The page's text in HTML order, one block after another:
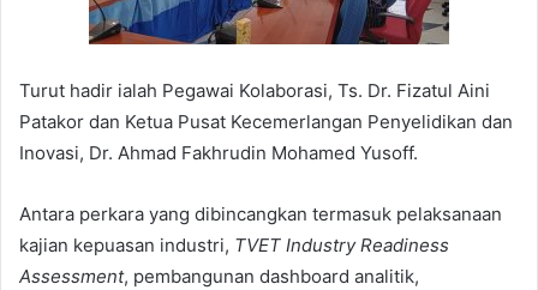
Turut hadir ialah Pegawai Kolaborasi, Ts. Dr. Fizatul Aini
Patakor dan Ketua Pusat Kecemerlangan Penyelidikan dan
Inovasi, Dr. Ahmad Fakhrudin Mohamed Yusoff.
Antara perkara yang dibincangkan termasuk pelaksanaan
kajian kepuasan industri, TVET Industry Readiness
Assessment, pembangunan dashboard analitik,